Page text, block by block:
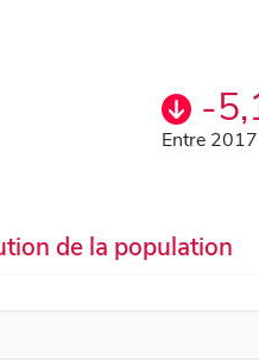
-
Entre
de la population